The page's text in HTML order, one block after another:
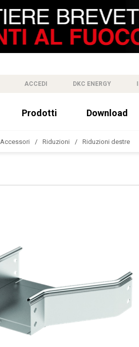
ACCEDI DKC ENERGY
Prodotti Download
Accessori Riduzioni Riduzioni destre